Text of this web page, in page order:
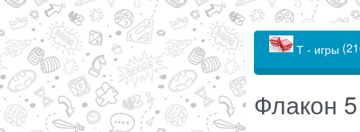
Т - игры
Флакон